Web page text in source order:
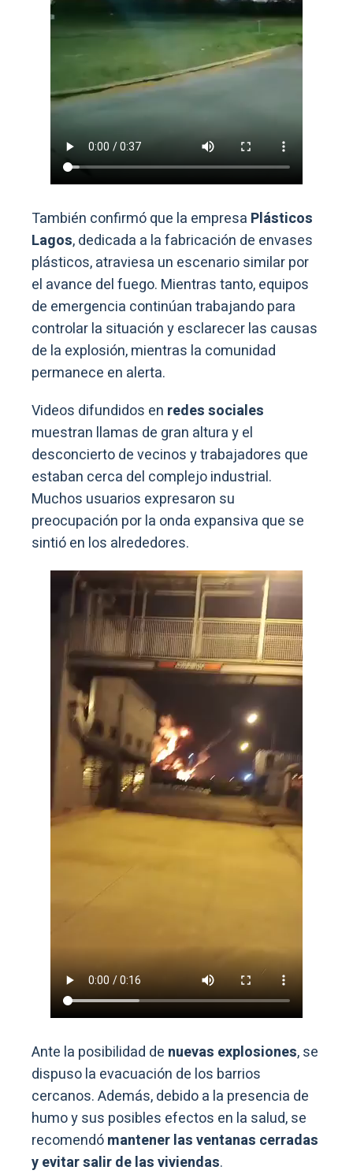
También confirmó que la empresa Plásticos
Lagos, dedicada a la fabricación de envases
plásticos, atraviesa un escenario similar por
el avance del fuego. Mientras tanto, equipos
de emergencia continúan trabajando para
controlar la situación y esclarecer las causas
de la explosión, mientras la comunidad
permanece en alerta.
Videos difundidos en redes sociales
muestran llamas de gran altura y el
desconcierto de vecinos y trabajadores que
estaban cerca del complejo industrial.
Muchos usuarios expresaron su
preocupación por la onda expansiva que se
sintió en los alrededores.
Ante la posibilidad de nuevas explosiones, se
dispuso la evacuación de los barrios
cercanos. Además, debido a la presencia de
humo y sus posibles efectos en la salud, se
recomendómantener las ventanas cerradas
y evitar salir de las viviendas.